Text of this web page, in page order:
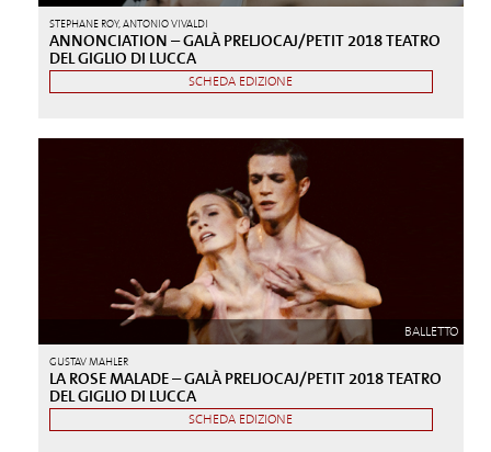
STEPHANE ROY, ANTONIO VIVALDI
ANNONCIATION – GALÀ PRELJOCAJ/PETIT 2018 TEATRO
DEL GIGLIO DI LUCCA
SCHEDA EDIZIONE
BALLETTO
GUSTAV MAHLER
LA ROSE MALADE – GALÀ PRELJOCAJ/PETIT 2018 TEATRO
DEL GIGLIO DI LUCCA
SCHEDA EDIZIONE